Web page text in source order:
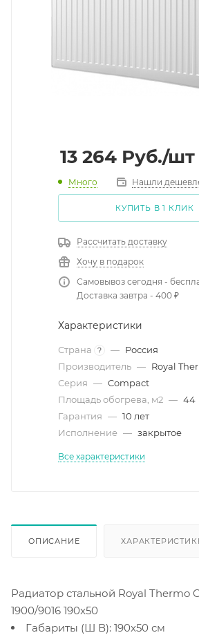
13 264 Руб./шт
Много Нашли
КУПИТЬ В 1 КЛИК
Рассчитать доставку
Хочу в подарок
Самовывоз сегодня -
Доставка завтра - 400 ₽
Характеристики
Страна ? — Россия
Производитель — Royal
Серия — Compact
Площадь обогрева, м2 — 44
Гарантия — 10 лет
Исполнение — закрытое
Все характеристики
ОПИСАНИЕ
Радиатор стальной Royal Thermo
1900/9016 190x50
Габариты (Ш В): 190x50 см